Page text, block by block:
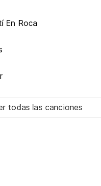
En Roca
todas las canciones